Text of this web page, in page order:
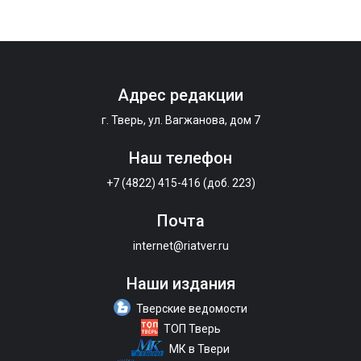
Адрес редакции
г. Тверь, ул. Вагжанова, дом 7
Наш телефон
+7 (4822) 415-416 (доб. 223)
Почта
internet@riatver.ru
Наши издания
Тверские ведомости
ТОП Тверь
МК в Твери